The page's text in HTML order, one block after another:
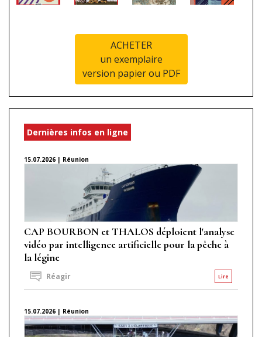
ACHETER
un exemplaire
version papier ou PDF
Dernières infos en ligne
15.07.2026 | Réunion
CAP BOURBON et THALOS déploient l'analyse
vidéo par intelligence artificielle pour la pêche à
la légine
Lire
Réagir
15.07.2026 | Réunion